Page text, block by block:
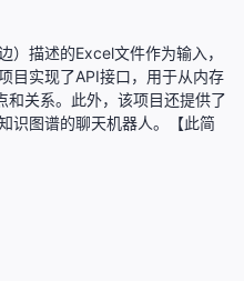
）描述的Excel文件作为输入，
目实现了API接口，用于从内存
关系。此外，该项目还提供了
识图谱的聊天机器人。【此简